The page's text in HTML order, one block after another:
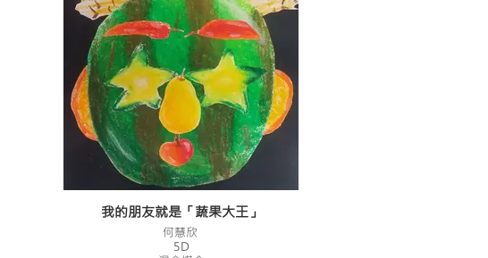
我的朋友就是「蔬果大王」
何慧欣
5D